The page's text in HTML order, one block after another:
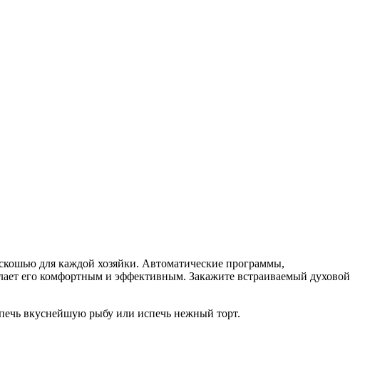
для каждой хозяйки. Автоматические программы,
его комфортным и эффективным. Закажите встраиваемый духовой
вкуснейшую рыбу или испечь нежный торт.